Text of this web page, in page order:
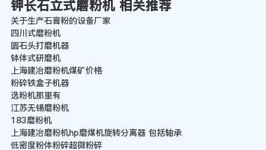
钾长石立式磨粉机 相关推荐
关于生产石膏粉的设备厂家
四川式磨粉机
圆石头打磨机器
钵体式研磨机
上海建冶磨粉机煤矿价格
粉碎铁盒子机器
选粉机那里有
江苏无锡磨粉机
183磨粉机
上海建冶磨粉机hp磨煤机旋转分离器 包括轴承
低密度粉体粉碎超微粉碎